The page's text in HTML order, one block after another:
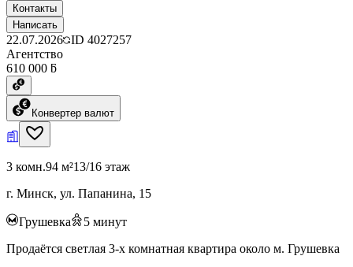
Контакты
Написать
22.07.2026 ID 4027257
Агентство
610 000 ƃ
Конвертер валют
3 комн.94 м²13/16 этаж
г. Минск, ул. Папанина, 15
Грушевка 5 минут
Продаётся светлая 3-х комнатная квартира около м. Грушевка